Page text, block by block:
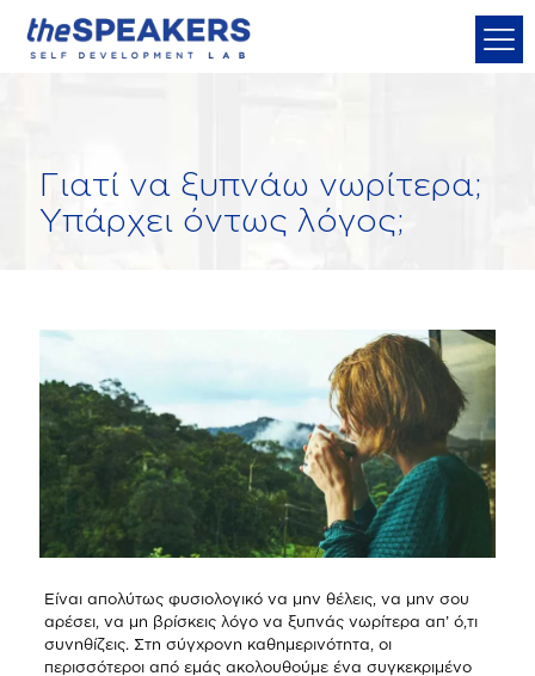
Γιατί να ξυπνάω νωρίτερα;
Υπάρχει όντως λόγος;
Είναι απολύτως φυσιολογικό να μην θέλεις, να μην σου
αρέσει, να μη βρίσκεις λόγο να ξυπνάς νωρίτερα απ’ ό,τι
συνηθίζεις. Στη σύγχρονη καθημερινότητα, οι
περισσότεροι από εμάς ακολουθούμε ένα συγκεκριμένο